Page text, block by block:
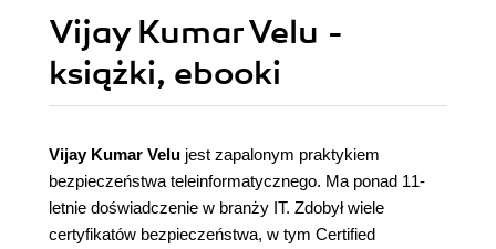
Vijay Kumar Velu -
książki, ebooki
Vijay Kumar Velu jest zapalonym praktykiem
bezpieczeństwa teleinformatycznego. Ma ponad 11-
letnie doświadczenie w branży IT. Zdobył wiele
certyfikatów bezpieczeństwa, w tym Certified